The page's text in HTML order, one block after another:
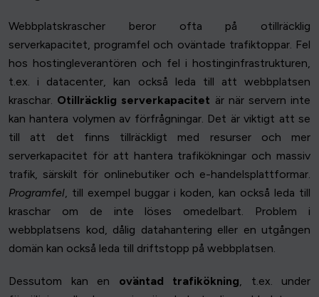
Webbplatskrascher beror ofta på otillräcklig
serverkapacitet, programfel och oväntade trafiktoppar. Fel
hos hostingleverantören och fel i hostinginfrastrukturen,
t.ex. i datacenter, kan också leda till att webbplatsen
kraschar. Otillräcklig serverkapacitet är när servern inte
kan hantera volymen av förfrågningar. Det är viktigt att se
till att det finns tillräckligt med resurser och mer
serverkapacitet för att hantera trafikökningar och massiv
trafik, särskilt för onlinebutiker och e-handelsplattformar.
Programfel, till exempel buggar i koden, kan också leda till
kraschar om de inte löses omedelbart. Problem i
webbplatsens kod, dålig datahantering eller en utgången
domän kan också leda till driftstopp på webbplatsen.
Dessutom kan en oväntad trafikökning, t.ex. under